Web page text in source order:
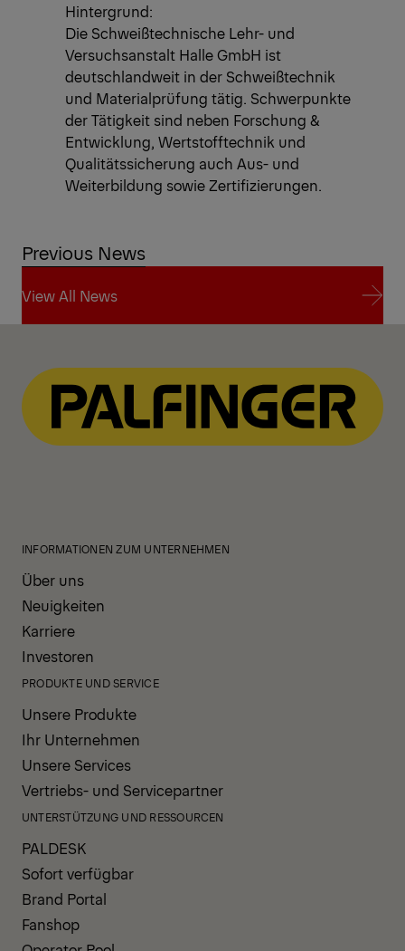
Hintergrund:
Die Schweißtechnische Lehr- und
Versuchsanstalt Halle GmbH ist
deutschlandweit in der Schweißtechnik
und Materialprüfung tätig. Schwerpunkte
der Tätigkeit sind neben Forschung &
Entwicklung, Wertstofftechnik und
Qualitätssicherung auch Aus- und
Weiterbildung sowie Zertifizierungen.
Previous News
View All News
INFORMATIONEN ZUM UNTERNEHMEN
Über uns
Neuigkeiten
Karriere
Investoren
PRODUKTE UND SERVICE
Unsere Produkte
Ihr Unternehmen
Unsere Services
Vertriebs- und Servicepartner
UNTERSTÜTZUNG UND RESSOURCEN
PALDESK
Sofort verfügbar
Brand Portal
Fanshop